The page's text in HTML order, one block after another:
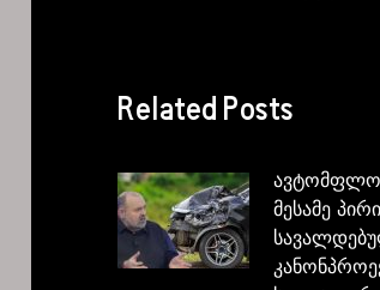
Related Posts
მესამე